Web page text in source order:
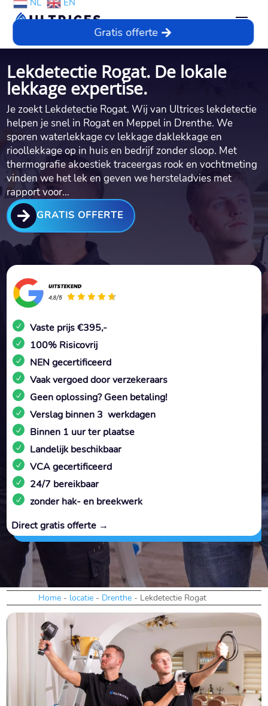
NL EN
Gratis offerte
Lekdetectie Rogat. De lokale
lekkage expertise.
Je zoekt Lekdetectie Rogat.​ Wij van Ultrices lekdetectie
helpen je snel in Rogat en Meppel in Drenthe.​ We
sporen waterlekkage cv lekkage daklekkage en
rioollekkage op in huis en bedrijf zonder sloop.​ Met
thermografie akoestiek traceergas rook en vochtmeting
vinden we het lek en geven we hersteladvies met
rapport voor…
 GRATIS OFFERTE
Vaste prijs €395,-
100% Risicovrij
NEN gecertificeerd
Vaak vergoed door verzekeraars
Geen oplossing? Geen betaling!
Verslag binnen 3 werkdagen
Binnen 1 uur ter plaatse
Landelijk beschikbaar
VCA gecertificeerd
24/7 bereikbaar
zonder hak- en breekwerk
Direct gratis offerte →
Home- locatie- Drenthe- Lekdetectie Rogat